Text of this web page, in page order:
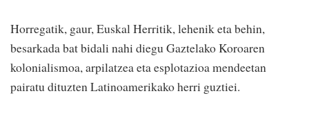
Horregatik, gaur, Euskal Herritik, lehenik eta behin,
besarkada bat bidali nahi diegu Gaztelako Koroaren
kolonialismoa, arpilatzea eta esplotazioa mendeetan
pairatu dituzten Latinoamerikako herri guztiei.